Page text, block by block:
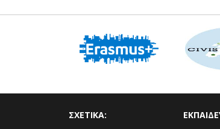
ΣΧΕΤΙΚΑ: